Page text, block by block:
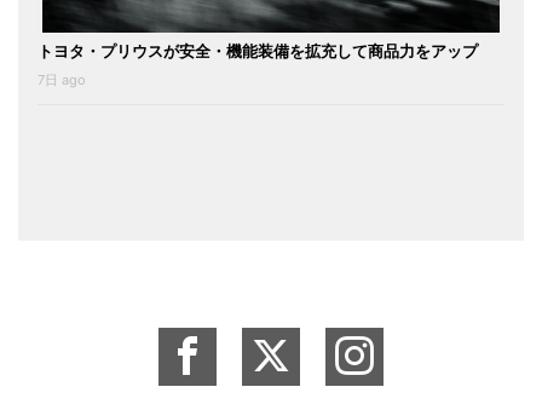
トヨタ・プリウスが安全・機能装備を拡充して商品力をアップ
7日 ago